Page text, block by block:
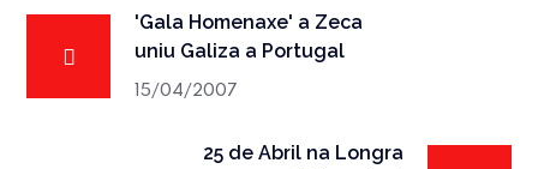
'Gala Homenaxe' a Zeca
uniu Galiza a Portugal
15/04/2007
25 de Abril na Longra